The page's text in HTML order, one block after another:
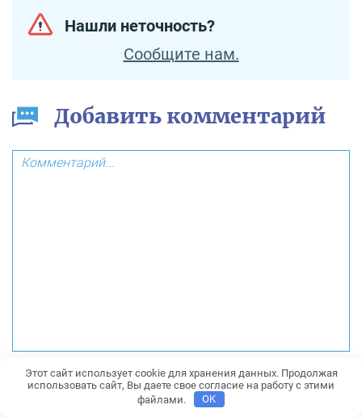
Нашли неточность?
Сообщите нам.
Добавить комментарий
Этот сайт использует cookie для хранения данных. Продолжая
использовать сайт, Вы даете свое согласие на работу с этими
файлами.
OK